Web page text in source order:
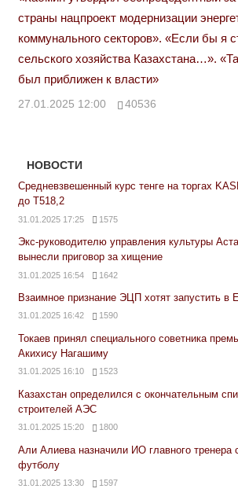
страны нацпроект модернизации
коммунального секторов». «Если бы я
сельского хозяйства Казахстана…».
был приближен к власти»
27.01.2025 12:00 40536
НОВОСТИ
Средневзвешенный курс тенге на торгах
до Т518,2
31.01.2025 17:25 1575
Экс-руководителю управления культуры
вынесли приговор за хищение
31.01.2025 16:54 1642
Взаимное признание ЭЦП хотят запустить в
31.01.2025 16:42 1590
Токаев принял специального советника
Акихису Нагашиму
31.01.2025 16:10 1523
Казахстан определился с окончательным
строителей АЭС
31.01.2025 15:20 1800
Али Алиева назначили ИО главного тренера
футболу
31.01.2025 13:30 1597